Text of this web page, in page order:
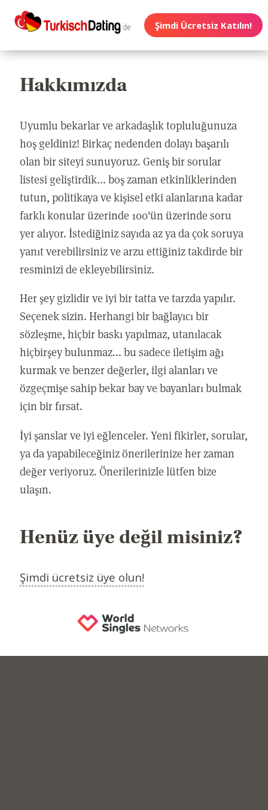
Şimdi Ücretsiz Katılın!
Hakkımızda
Uyumlu bekarlar ve arkadaşlık topluluğunuza
hoş geldiniz! Birkaç nedenden dolayı başarılı
olan bir siteyi sunuyoruz. Geniş bir sorular
listesi geliştirdik... boş zaman etkinliklerinden
tutun, politikaya ve kişisel etki alanlarına kadar
farklı konular üzerinde 100'ün üzerinde soru
yer alıyor. İstediğiniz sayıda az ya da çok soruya
yanıt verebilirsiniz ve arzu ettiğiniz takdirde bir
resminizi de ekleyebilirsiniz.
Her şey gizlidir ve iyi bir tatta ve tarzda yapılır.
Seçenek sizin. Herhangi bir bağlayıcı bir
sözleşme, hiçbir baskı yapılmaz, utanılacak
hiçbirşey bulunmaz... bu sadece iletişim ağı
kurmak ve benzer değerler, ilgi alanları ve
özgeçmişe sahip bekar bay ve bayanları bulmak
için bir fırsat.
İyi şanslar ve iyi eğlenceler. Yeni fikirler, sorular,
ya da yapabileceğiniz önerilerinize her zaman
değer veriyoruz. Önerilerinizle lütfen bize
ulaşın.
Henüz üye değil misiniz?
Şimdi ücretsiz üye olun!